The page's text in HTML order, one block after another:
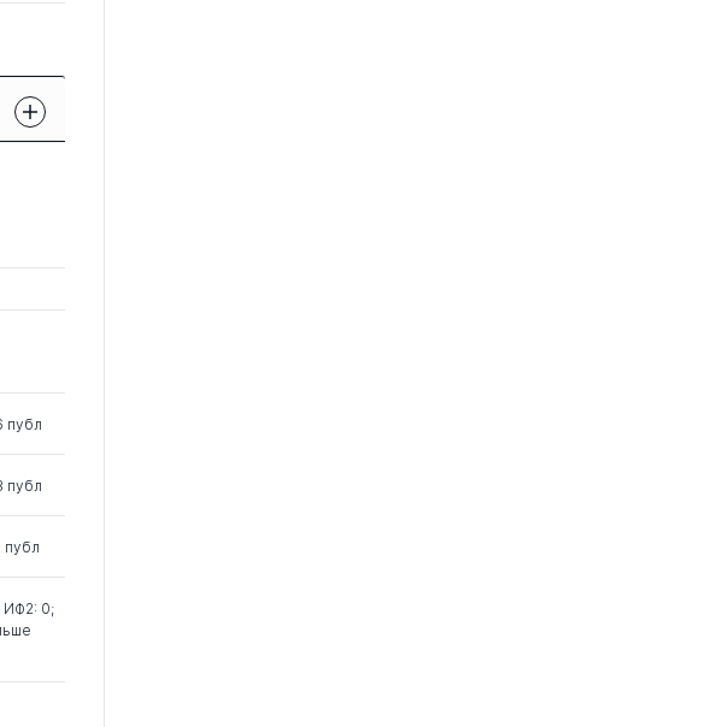
публ
публ
ИФ2: 0;